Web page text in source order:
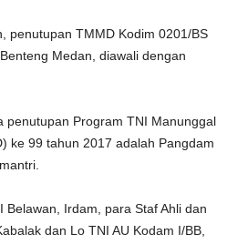
penutupan TMMD Kodim 0201/BS
Medan, diawali dengan
penutupan Program TNI Manunggal
ke 99 tahun 2017 adalah Pangdam
Belawan, Irdam, para Staf Ahli dan
dan Lo TNI AU Kodam I/BB,